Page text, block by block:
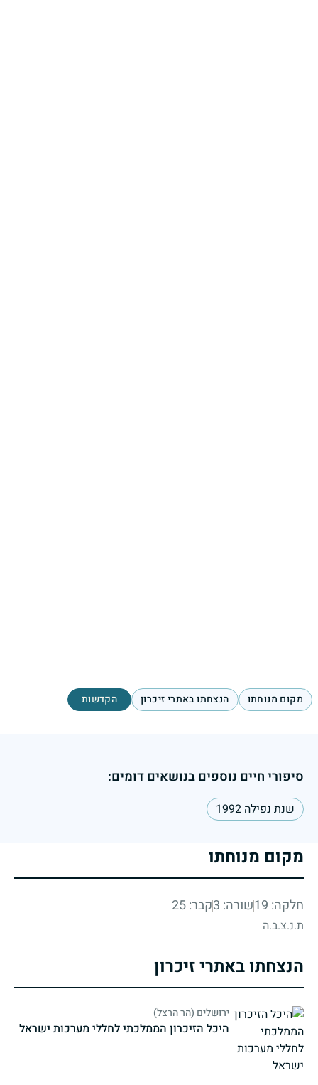
מקום מנוחתו הנצחתו באתרי זיכרון הקדשות
סיפורי חיים נוספים בנושאים דומים:
שנת נפילה 1992
מקום מנוחתו
חלקה: 19 שורה: 3 קבר: 25
ת.נ.צ.ב.ה
הנצחתו באתרי זיכרון
ירושלים (הר הרצל)
היכל הזיכרון הממלכתי לחללי מערכות ישראל